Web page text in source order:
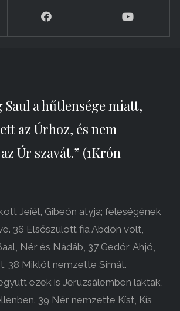
Saul a hűtlensége miatt,
az Úrhoz, és nem
Úr szavát.” (1Krón
Jeíél, Gibeón atyja; feleségének
36 Elsőszülött fia Abdón volt,
Nér és Nádáb, 37 Gedór, Ahjó,
38 Miklót nemzette Simát.
ezek is Jeruzsálemben laktak,
39 Nér nemzette Kíst, Kís